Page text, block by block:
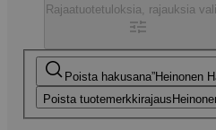
Poista hakusana Heinonen
Poista tuotemerkkirajaus
Rajaatuotetuloksia, rajauksia